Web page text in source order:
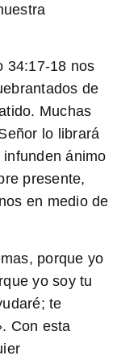
34:17-18 nos
de
Muchas
lo librará
ánimo
presente,
en medio de
porque yo
yo soy tu
te
Con esta